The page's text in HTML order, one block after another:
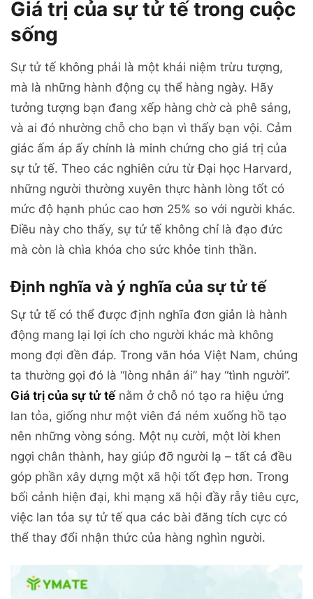
Giá trị của sự tử tế trong cuộc
sống
Sự tử tế không phải là một khái niệm trừu tượng,
mà là những hành động cụ thể hàng ngày. Hãy
tưởng tượng bạn đang xếp hàng chờ cà phê sáng,
và ai đó nhường chỗ cho bạn vì thấy bạn vội. Cảm
giác ấm áp ấy chính là minh chứng cho giá trị của
sự tử tế. Theo các nghiên cứu từ Đại học Harvard,
những người thường xuyên thực hành lòng tốt có
mức độ hạnh phúc cao hơn 25% so với người khác.
Điều này cho thấy, sự tử tế không chỉ là đạo đức
mà còn là chìa khóa cho sức khỏe tinh thần.
Định nghĩa và ý nghĩa của sự tử tế
Sự tử tế có thể được định nghĩa đơn giản là hành
động mang lại lợi ích cho người khác mà không
mong đợi đền đáp. Trong văn hóa Việt Nam, chúng
ta thường gọi đó là “lòng nhân ái” hay “tình người”.
Giá trị của sự tử tếnằm ở chỗ nó tạo ra hiệu ứng
lan tỏa, giống như một viên đá ném xuống hồ tạo
nên những vòng sóng. Một nụ cười, một lời khen
ngợi chân thành, hay giúp đỡ người lạ – tất cả đều
góp phần xây dựng một xã hội tốt đẹp hơn. Trong
bối cảnh hiện đại, khi mạng xã hội đầy rẫy tiêu cực,
việc lan tỏa sự tử tế qua các bài đăng tích cực có
thể thay đổi nhận thức của hàng nghìn người.